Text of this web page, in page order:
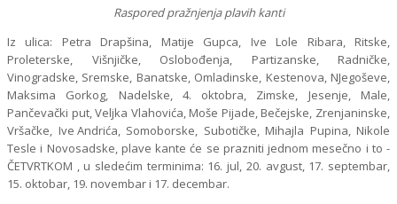
Raspored pražnjenja plavih kanti
Iz ulica: Petra Drapšina, Matije Gupca, Ive Lole Ribara, Ritske,
Proleterske, Višnjičke, Oslobođenja, Partizanske, Radničke,
Vinogradske, Sremske, Banatske, Omladinske, Kestenova, NJegoševe,
Maksima Gorkog, Nadelske, 4. oktobra, Zimske, Jesenje, Male,
Pančevački put, Veljka Vlahovića, Moše Pijade, Bečejske, Zrenjaninske,
Vršačke, Ive Andrića, Somoborske, Subotičke, Mihajla Pupina, Nikole
Tesle i Novosadske, plave kante će se prazniti jednom mesečno i to -
ČETVRTKOM , u sledećim terminima: 16. jul, 20. avgust, 17. septembar,
15. oktobar, 19. novembar i 17. decembar.